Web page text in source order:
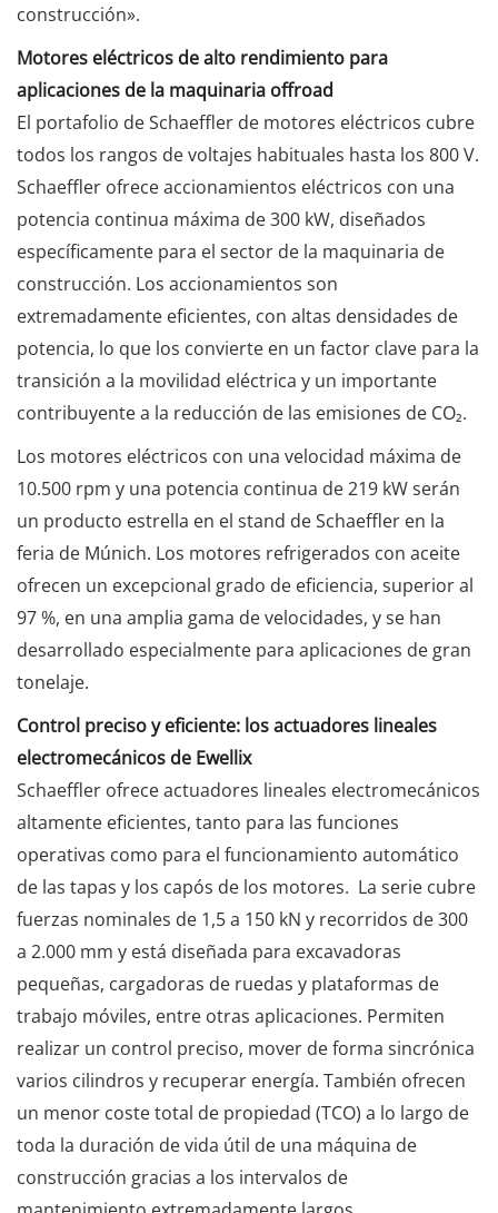
construcción».
Motores eléctricos de alto rendimiento para
aplicaciones de la maquinaria offroad
El portafolio de Schaeffler de motores eléctricos cubre
todos los rangos de voltajes habituales hasta los 800 V.
Schaeffler ofrece accionamientos eléctricos con una
potencia continua máxima de 300 kW, diseñados
específicamente para el sector de la maquinaria de
construcción. Los accionamientos son
extremadamente eficientes, con altas densidades de
potencia, lo que los convierte en un factor clave para la
transición a la movilidad eléctrica y un importante
contribuyente a la reducción de las emisiones de CO₂.
Los motores eléctricos con una velocidad máxima de
10.500 rpm y una potencia continua de 219 kW serán
un producto estrella en el stand de Schaeffler en la
feria de Múnich. Los motores refrigerados con aceite
ofrecen un excepcional grado de eficiencia, superior al
97 %, en una amplia gama de velocidades, y se han
desarrollado especialmente para aplicaciones de gran
tonelaje.
Control preciso y eficiente: los actuadores lineales
electromecánicos de Ewellix
Schaeffler ofrece actuadores lineales electromecánicos
altamente eficientes, tanto para las funciones
operativas como para el funcionamiento automático
de las tapas y los capós de los motores. La serie cubre
fuerzas nominales de 1,5 a 150 kN y recorridos de 300
a 2.000 mm y está diseñada para excavadoras
pequeñas, cargadoras de ruedas y plataformas de
trabajo móviles, entre otras aplicaciones. Permiten
realizar un control preciso, mover de forma sincrónica
varios cilindros y recuperar energía. También ofrecen
un menor coste total de propiedad (TCO) a lo largo de
toda la duración de vida útil de una máquina de
construcción gracias a los intervalos de